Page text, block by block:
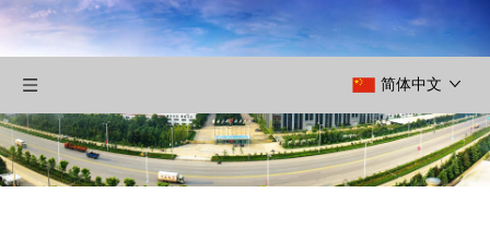
简体中文